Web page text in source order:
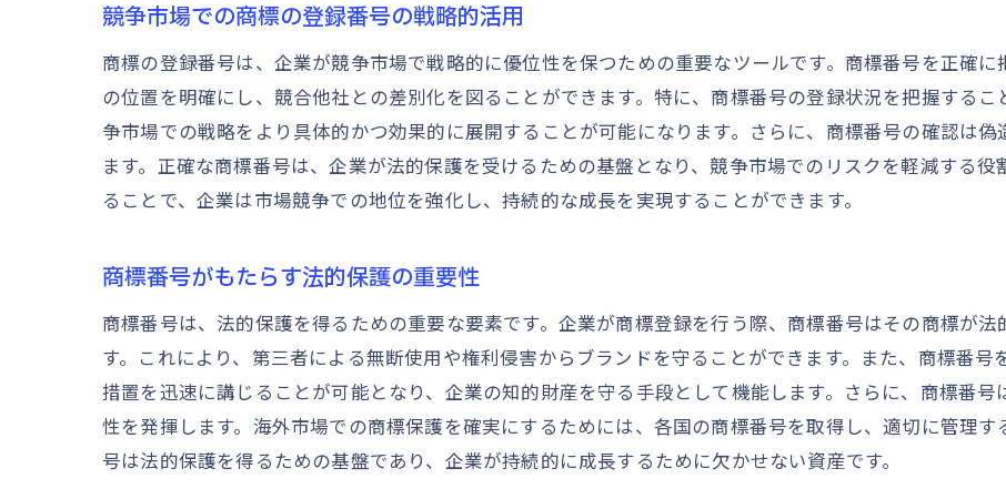
商標番号のデータ活用による市場分析
商標番号を通じた新規市場参入戦略
商標番号と消費者認知の向上策
商標番号確認に重要な具体的ステップを解説
商標番号確認の初歩的手続き
専門家と連携した商標番号確認のメリット
商標番号確認の結果を活用したビジネス対応
商標番号確認プロセスを簡素化する方法
商標番号の確認が法的トラブルを未然に防ぐ理由
商標番号確認による法的リスクの軽減
競争市場での商標の登録番号の戦略的活用
商標の登録番号は、企業が競争市場で戦略的に優位性を保つための重要なツールです。商標番号を正確
の位置を明確にし、競合他社との差別化を図ることができます。特に、商標番号の登録状況を把握する
争市場での戦略をより具体的かつ効果的に展開することが可能になります。さらに、商標番号の確認は
ます。正確な商標番号は、企業が法的保護を受けるための基盤となり、競争市場でのリスクを軽減する
ることで、企業は市場競争での地位を強化し、持続的な成長を実現することができます。
商標番号がもたらす法的保護の重要性
商標番号は、法的保護を得るための重要な要素です。企業が商標登録を行う際、商標番号はその商標が
す。これにより、第三者による無断使用や権利侵害からブランドを守ることができます。また、商標番
措置を迅速に講じることが可能となり、企業の知的財産を守る手段として機能します。さらに、商標番
性を発揮します。海外市場での商標保護を確実にするためには、各国の商標番号を取得し、適切に管理
号は法的保護を得るための基盤であり、企業が持続的に成長するために欠かせない資産です。